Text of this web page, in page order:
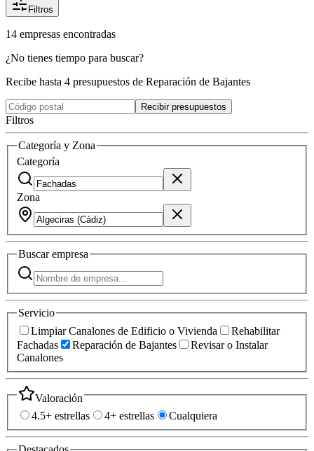
Filtros
14 empresas encontradas
¿No tienes tiempo para buscar?
Recibe hasta 4 presupuestos de Reparación de Bajantes
Recibir presupuestos
Filtros
Categoría y Zona
Categoría
Zona
Buscarempresa
Servicio
Limpiar Canalones de Edificio o Vivienda
Rehabilitar
Fachadas
Reparación de Bajantes
Revisar o Instalar
Canalones
Valoración
4.5+ estrellas
4+ estrellas Cualquiera